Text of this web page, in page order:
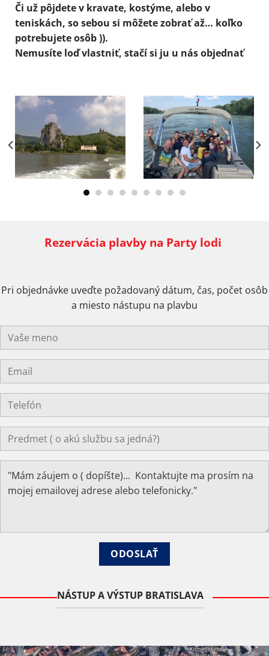
Či už pôjdete v kravate, kostýme, alebo v
teniskách, so sebou si môžete zobrať až… koľko
potrebujete osôb )).
Nemusíte loď vlastniť, stačí si ju u nás objednať
Rezervácia plavby na Party lodi
Pri objednávke uveďte požadovaný dátum, čas, počet osôb
a miesto nástupu na plavbu
NÁSTUP A VÝSTUP BRATISLAVA